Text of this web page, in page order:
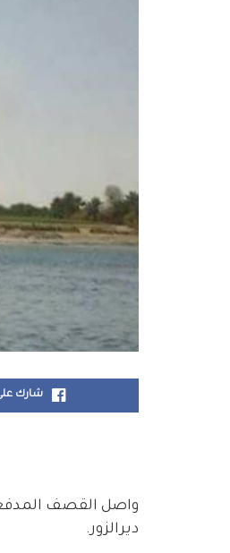
شارك
واصل القصف
ديرالزور.